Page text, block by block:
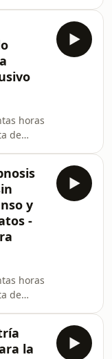
contr
No se
horas
de
una
y
-
horas
de
esta
te
la